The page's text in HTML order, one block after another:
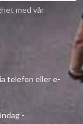
med vår
telefon eller e-
-